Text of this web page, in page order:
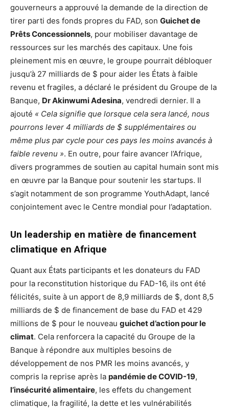
gouverneurs a approuvé la demande de la direction de
tirer parti des fonds propres du FAD, son Guichet de
Prêts Concessionnels, pour mobiliser davantage de
ressources sur les marchés des capitaux. Une fois
pleinement mis en œuvre, le groupe pourrait débloquer
jusqu’à 27 milliards de $ pour aider les États à faible
revenu et fragiles, a déclaré le président du Groupe de la
Banque, Dr Akinwumi Adesina, vendredi dernier. Il a
ajouté « Cela signifie que lorsque cela sera lancé, nous
pourrons lever 4 milliards de $ supplémentaires ou
même plus par cycle pour ces pays les moins avancés à
faible revenu ». En outre, pour faire avancer l’Afrique,
divers programmes de soutien au capital humain sont mis
en œuvre par la Banque pour soutenir les startups. Il
s’agit notamment de son programme YouthAdapt, lancé
conjointement avec le Centre mondial pour l’adaptation.
Un leadership en matière de financement
climatique en Afrique
Quant aux États participants et les donateurs du FAD
pour la reconstitution historique du FAD-16, ils ont été
félicités, suite à un apport de 8,9 milliards de $, dont 8,5
milliards de $ de financement de base du FAD et 429
millions de $ pour le nouveau guichet d’action pour le
climat. Cela renforcera la capacité du Groupe de la
Banque à répondre aux multiples besoins de
développement de nos PMR les moins avancés, y
compris la reprise après la pandémie de COVID-19,
l’insécurité alimentaire, les effets du changement
climatique, la fragilité, la dette et les vulnérabilités